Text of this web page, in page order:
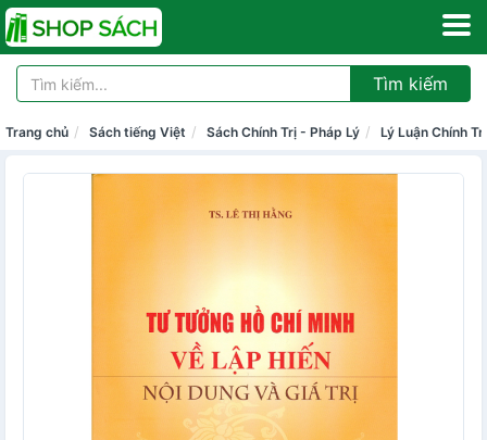
Tìm kiếm
Trang chủ Sách tiếng Việt Sách Chính Trị - Pháp Lý Lý Luận Chính Trị